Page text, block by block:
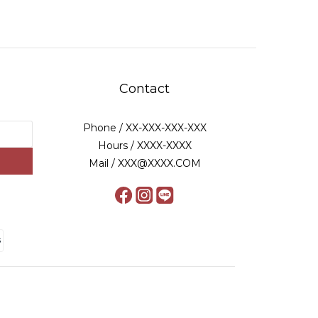
Contact
Phone / XX-XXX-XXX-XXX
Hours / XXXX-XXXX
Mail / XXX@XXXX.COM